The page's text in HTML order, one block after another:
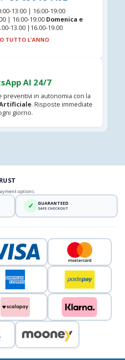
13:00 | 16:00-19:00
| 16:00-19:00 Domenica e
13.00 |16.00-19.00
TUTTO L'ANNO
AI 24/7
preventivi in autonomia con la
. Risposte immediate
giorno.
options
✓ GUARANTEED
SAFE CHECKOUT